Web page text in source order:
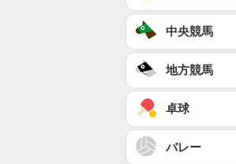
中央競馬
地方競馬
卓球
バレー